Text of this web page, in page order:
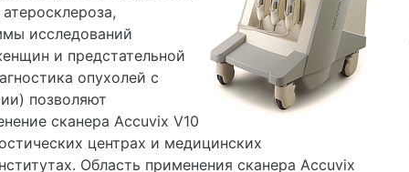
исследований
и предстательной
опухолей с
позволяют
сканера Accuvix V10
центрах и медицинских
Область применения сканера Accuvix